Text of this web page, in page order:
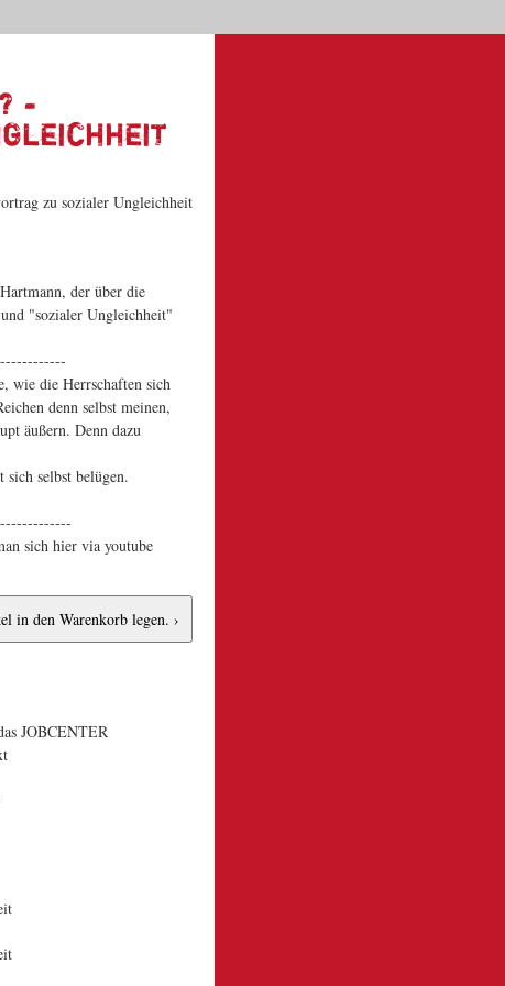
-
der über die
"sozialer Ungleichheit"
wie die Herrschaften sich
denn selbst meinen,
äußern. Denn dazu
selbst belügen.
sich hier via youtube
JOBCENTER